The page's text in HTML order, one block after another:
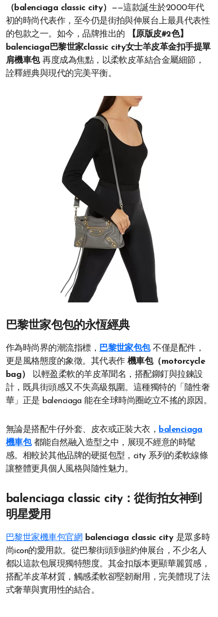
（balenciaga classic city）
——這款誕生於2000年代
初的時尚代表作，至今仍是街拍與伸展台上最具代表性
的包款之一。如今，品牌推出的
【原版皮#2色】
balenciaga巴黎世家classic city女士羊皮革金扣手提單
肩機車包再度成為焦點，以柔軟皮革結合金屬細節，
詮釋經典與現代的完美平衡。
巴黎世家包包的永恆經典
作為時尚界的潮流指標， 巴黎世家包包不僅是配件，
更是風格態度的象徵。其代表作 機車包（motorcycle
bag）
以輕盈柔軟的羊皮革聞名，搭配鉚釘與拉鍊設
計，既具街頭感又不失高級氛圍。這種獨特的「隨性奢
華」正是 balenciaga 能在全球時尚圈屹立不搖的原因。
無論是搭配牛仔外套、皮衣或正裝大衣， balenciaga
機車包都能自然融入造型之中，展現不經意的時髦
感。相較於其他品牌的硬挺包型，city 系列的柔軟線條
讓整體更具個人風格與隨性魅力。
balenciaga classic city：從街拍女神到
明星愛用
巴黎世家機車包官網 balenciaga classic city是眾多時
尚icon的愛用款。從巴黎街頭到紐約伸展台，不少名人
都以這款包展現獨特態度。其金扣版本更顯華麗質感，
搭配羊皮革材質，觸感柔軟卻堅韌耐用，完美體現了法
式奢華與實用性的結合。